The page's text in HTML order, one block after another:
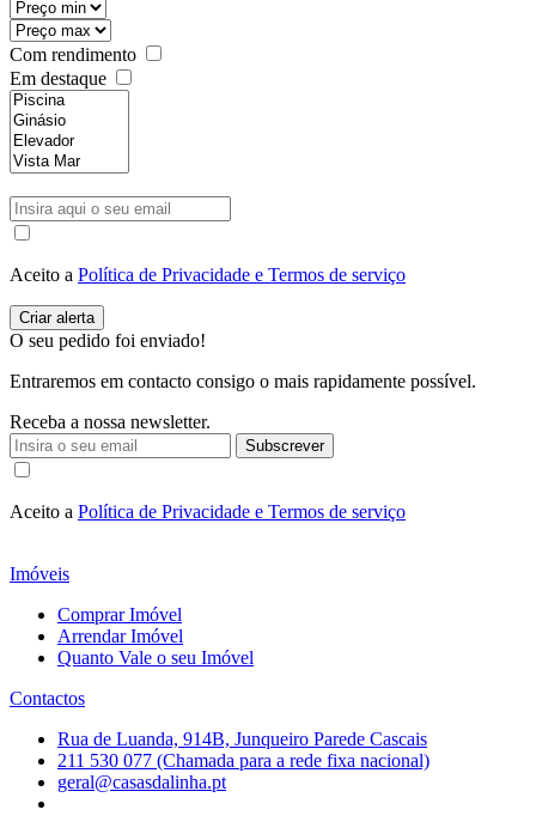
Com rendimento
Em destaque
Aceito a Política de Privacidade e Termos de serviço
O seu pedido foi enviado!
Entraremos em contacto consigo o mais rapidamente possível.
Receba a nossa newsletter.
Subscrever
Aceito a Política de Privacidade e Termos de serviço
Imóveis
Comprar Imóvel
Arrendar Imóvel
Quanto Vale o seu Imóvel
Contactos
Rua de Luanda, 914B, Junqueiro Parede Cascais
211 530 077 (Chamada para a rede fixa nacional)
geral@casasdalinha.pt